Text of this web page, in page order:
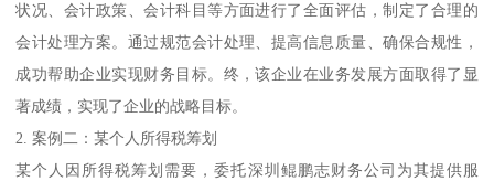
状况、会计政策、会计科目等方面进行了全面评估，制定了合理的
会计处理方案。通过规范会计处理、提高信息质量、确保合规性，
成功帮助企业实现财务目标。终，该企业在业务发展方面取得了显
著成绩，实现了企业的战略目标。
2. 案例二：某个人所得税筹划
某个人因所得税筹划需要，委托深圳鲲鹏志财务公司为其提供服